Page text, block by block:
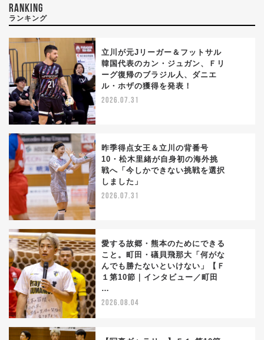
RANKING
ランキング
立川が元Jリーガー＆フットサル
韓国代表のカン・ジュガン、Ｆリ
ーグ復帰のブラジル人、ダニエ
ル・ホザの獲得を発表！
2026.07.31
昨季得点女王＆立川の背番号
10・松木里緒が自身初の海外挑
戦へ「今しかできない挑戦を選択
しました」
2026.07.31
愛する故郷・熊本のためにできる
こと。町田・礒貝飛那大「何がな
んでも勝たないといけない」【Ｆ
１第10節｜インタビュー／町田
…
2026.08.04